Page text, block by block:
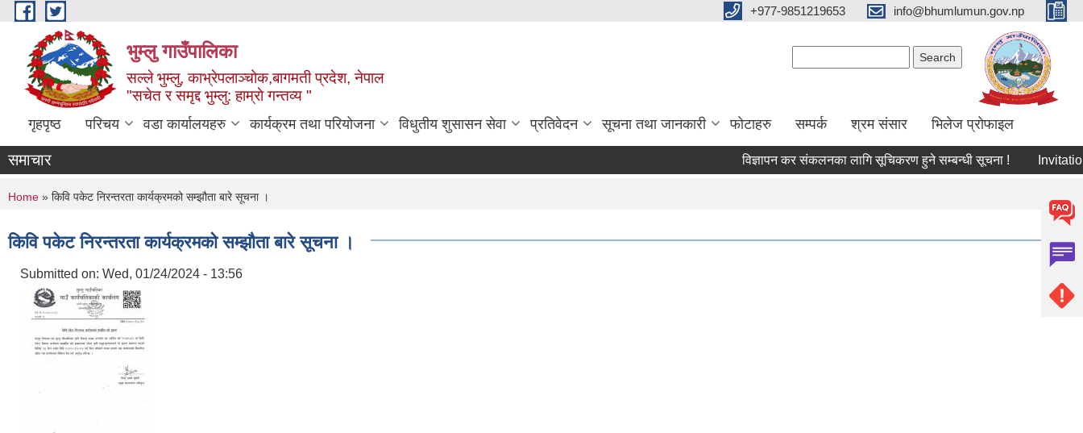
Skip to main content +977-9851219653 info@bhumlumun.gov.np
भुम्लु गाउँपालिका
सल्ले भुम्लु, काभ्रेपलाञ्चोक,बागमती प्रदेश, नेपाल
"सचेत र समृद्द भुम्लु: हाम्राे गन्तव्य "
गृहपृष्ठ परिचय वडा कार्यालयहरु कार्यक्रम तथा परियोजना विधुतीय शुसासन सेवा प्रतिवेदन सूचना तथा जानकारी फोटाहरु सम्पर्क श्रम संसार भिलेज प्रोफाइल
समाचार विज्ञापन कर संकलनका लागि सूचिकरण हुने सम्बन्धी सूचना !
You are here
Home » किवि पकेट निरन्तरता कार्यक्रमको सम्झौता बारे सूचना ।
किवि पकेट निरन्तरता कार्यक्रमको सम्झौता बारे सूचना ।
Submitted on: Wed, 01/24/2024 - 13:56